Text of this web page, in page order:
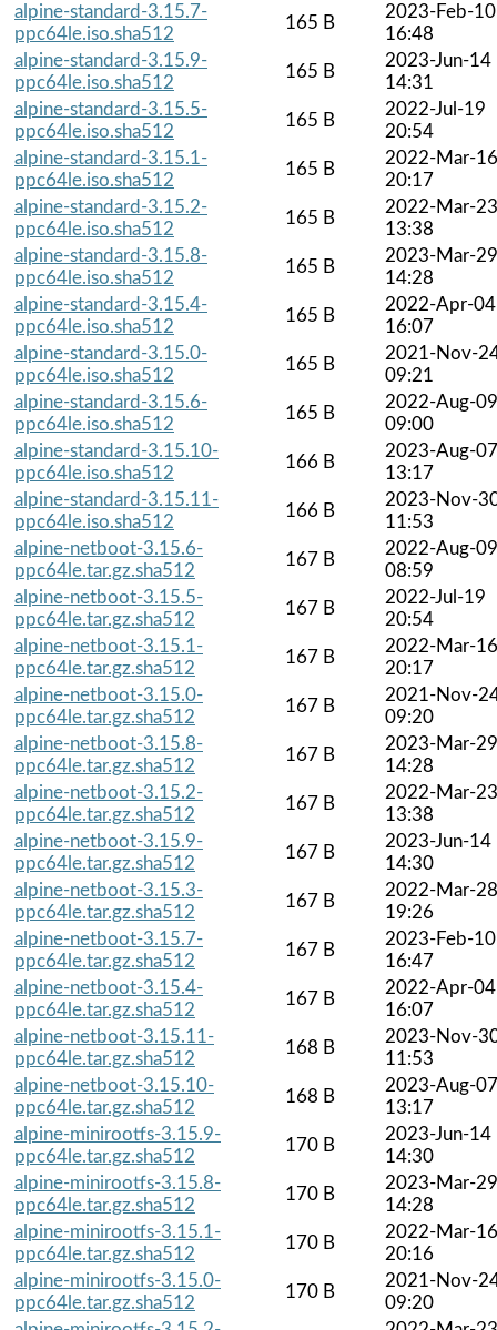
alpine-standard-3.15.7-
ppc64le.iso.sha512
165 B
2023-Feb-10
16:48
alpine-standard-3.15.9-
ppc64le.iso.sha512
165 B
2023-Jun-14
14:31
alpine-standard-3.15.5-
ppc64le.iso.sha512
165 B
2022-Jul-19
20:54
alpine-standard-3.15.1-
ppc64le.iso.sha512
165 B
2022-Mar-16
20:17
alpine-standard-3.15.2-
ppc64le.iso.sha512
165 B
2022-Mar-23
13:38
alpine-standard-3.15.8-
ppc64le.iso.sha512
165 B
2023-Mar-29
14:28
alpine-standard-3.15.4-
ppc64le.iso.sha512
165 B
2022-Apr-04
16:07
alpine-standard-3.15.0-
ppc64le.iso.sha512
165 B
2021-Nov-
09:21
alpine-standard-3.15.6-
ppc64le.iso.sha512
165 B
2022-Aug-09
09:00
alpine-standard-3.15.10-
ppc64le.iso.sha512
166 B
2023-Aug-07
13:17
alpine-standard-3.15.11-
ppc64le.iso.sha512
166 B
2023-Nov-
11:53
alpine-netboot-3.15.6-
ppc64le.tar.gz.sha512
167 B
2022-Aug-09
08:59
alpine-netboot-3.15.5-
ppc64le.tar.gz.sha512
167 B
2022-Jul-19
20:54
alpine-netboot-3.15.1-
ppc64le.tar.gz.sha512
167 B
2022-Mar-16
20:17
alpine-netboot-3.15.0-
ppc64le.tar.gz.sha512
167 B
2021-Nov-
09:20
alpine-netboot-3.15.8-
ppc64le.tar.gz.sha512
167 B
2023-Mar-29
14:28
alpine-netboot-3.15.2-
ppc64le.tar.gz.sha512
167 B
2022-Mar-23
13:38
alpine-netboot-3.15.9-
ppc64le.tar.gz.sha512
167 B
2023-Jun-14
14:30
alpine-netboot-3.15.3-
ppc64le.tar.gz.sha512
167 B
2022-Mar-28
19:26
alpine-netboot-3.15.7-
ppc64le.tar.gz.sha512
167 B
2023-Feb-10
16:47
alpine-netboot-3.15.4-
ppc64le.tar.gz.sha512
167 B
2022-Apr-04
16:07
alpine-netboot-3.15.11-
ppc64le.tar.gz.sha512
168 B
2023-Nov-
11:53
alpine-netboot-3.15.10-
ppc64le.tar.gz.sha512
168 B
2023-Aug-07
13:17
alpine-minirootfs-3.15.9-
ppc64le.tar.gz.sha512
170 B
2023-Jun-14
14:30
alpine-minirootfs-3.15.8-
ppc64le.tar.gz.sha512
170 B
2023-Mar-29
14:28
alpine-minirootfs-3.15.1-
ppc64le.tar.gz.sha512
170 B
2022-Mar-16
20:16
alpine-minirootfs-3.15.0-
ppc64le.tar.gz.sha512
170 B
2021-Nov-
09:20